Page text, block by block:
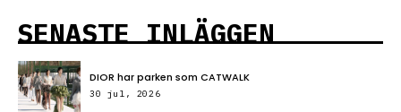
SENASTE INLÄGGEN
DIOR har parken som CATWALK
30 jul, 2026